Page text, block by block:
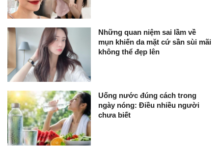
Những quan niệm sai lầm về
mụn khiến da mặt cứ sần sùi mãi
không thể đẹp lên
Uống nước đúng cách trong
ngày nóng: Điều nhiều người
chưa biết